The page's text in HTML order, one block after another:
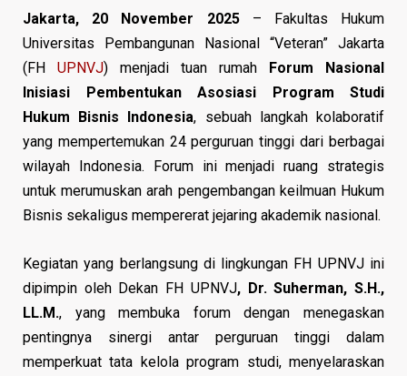
Jakarta, 20 November 2025– Fakultas Hukum
Universitas Pembangunan Nasional “Veteran” Jakarta
(FH UPNVJ) menjadi tuan rumah Forum Nasional
Inisiasi Pembentukan Asosiasi Program Studi
Hukum Bisnis Indonesia, sebuah langkah kolaboratif
yang mempertemukan 24 perguruan tinggi dari berbagai
wilayah Indonesia. Forum ini menjadi ruang strategis
untuk merumuskan arah pengembangan keilmuan Hukum
Bisnis sekaligus mempererat jejaring akademik nasional.
Kegiatan yang berlangsung di lingkungan FH UPNVJ ini
dipimpin oleh Dekan FH UPNVJ, Dr. Suherman, S.H.,
LL.M., yang membuka forum dengan menegaskan
pentingnya sinergi antar perguruan tinggi dalam
memperkuat tata kelola program studi, menyelaraskan